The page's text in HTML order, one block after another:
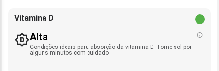
Vitamina D
Alta
Condições ideais para absorção da vitamina D. Tome sol por
alguns minutos com cuidado.